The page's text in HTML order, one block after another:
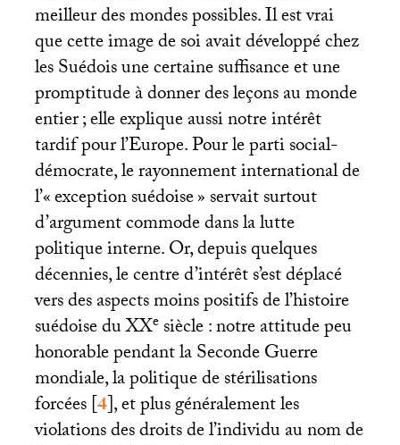
meilleur des mondes possibles. Il est vrai
que cette image de soi avait développé chez
les Suédois une certaine suffisance et une
promptitude à donner des leçons au monde
entier; elle explique aussi notre intérêt
tardif pour l’Europe. Pour le parti social-
démocrate, le rayonnement international de
l’«exception suédoise» servait surtout
d’argument commode dans la lutte
politique interne. Or, depuis quelques
décennies, le centre d’intérêt s’est déplacé
vers des aspects moins positifs de l’histoire
suédoise duXXesiècle : notre attitude peu
honorable pendant la Seconde Guerre
mondiale, la politique de stérilisations
forcées[4], et plus généralement les
violations des droits de l’individu au nom de